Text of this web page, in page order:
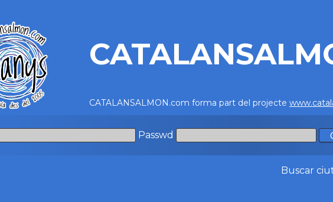
CATALANSALMON.com forma part del projecte
Passwd
Buscar